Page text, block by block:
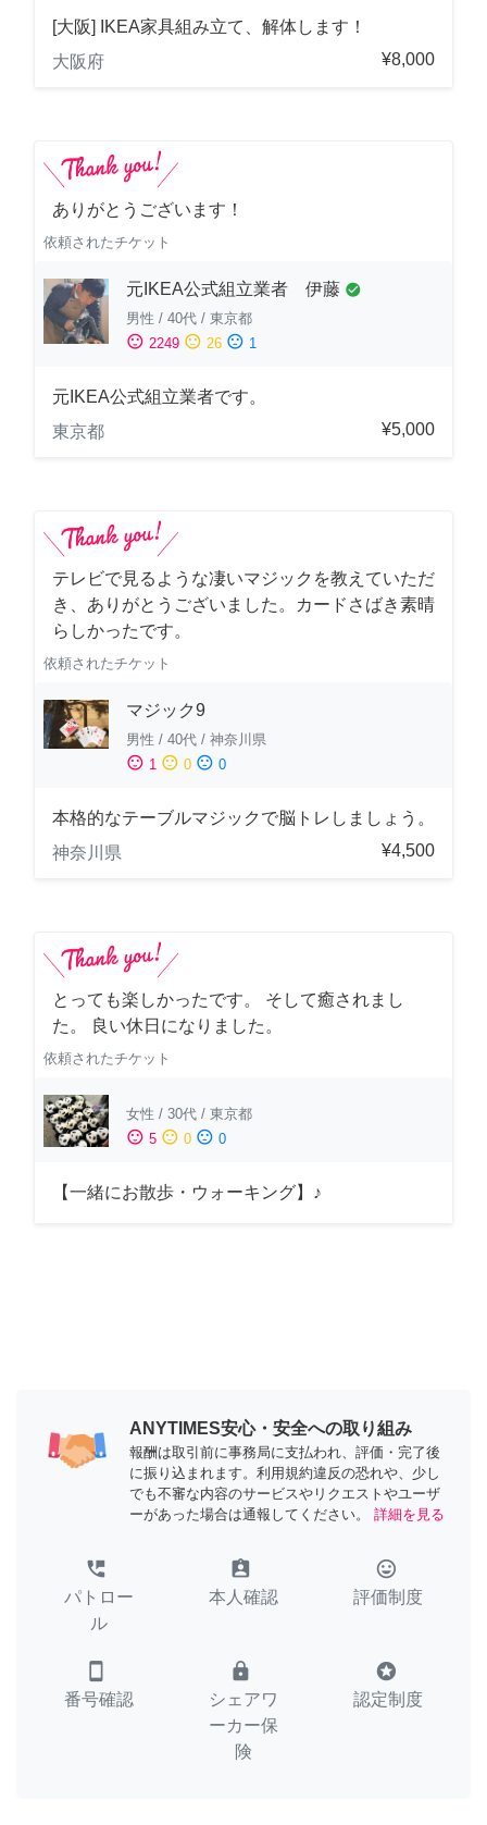
[大阪] IKEA家具組み立て、解体します！
大阪府
¥8,000
ありがとうございます！
依頼されたチケット
元IKEA公式組立業者 伊藤 check_circle
男性 / 40代 / 東京都
sentiment_satisfied 2249 sentiment_neutral 26 sentiment_dissatisfied 1
元IKEA公式組立業者です。
東京都
¥5,000
テレビで見るような凄いマジックを教えていただ
き、ありがとうございました。カードさばき素晴
らしかったです。
依頼されたチケット
マジック9
男性 / 40代 / 神奈川県
sentiment_satisfied 1 sentiment_neutral 0 sentiment_dissatisfied 0
本格的なテーブルマジックで脳トレしましょう。
神奈川県
¥4,500
とっても楽しかったです。 そして癒されまし
た。 良い休日になりました。
依頼されたチケット
女性 / 30代 / 東京都
sentiment_satisfied 5 sentiment_neutral 0 sentiment_dissatisfied 0
【一緒にお散歩・ウォーキング】♪
ANYTIMES安心・安全への取り組み
報酬は取引前に事務局に支払われ、評価・完了後
に振り込まれます。利用規約違反の恐れや、少し
でも不審な内容のサービスやリクエストやユーザ
ーがあった場合は通報してください。
詳細を見る
perm_phone_msg
パトロー
ル
assignment_ind
本人確認
tag_faces
評価制度
smartphone
番号確認
lock
シェアワ
ーカー保
険
stars
認定制度